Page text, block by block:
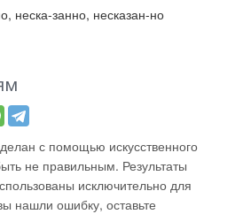
неска-занно, несказан-но
с помощью искусственного
не правильным. Результаты
исключительно для
нашли ошибку, оставьте